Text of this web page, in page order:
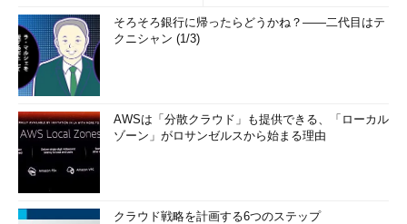
そろそろ銀行に帰ったらどうかね？――二代目はテ
クニシャン (1/3)
AWSは「分散クラウド」も提供できる、「ローカル
ゾーン」がロサンゼルスから始まる理由
クラウド戦略を計画する6つのステップ